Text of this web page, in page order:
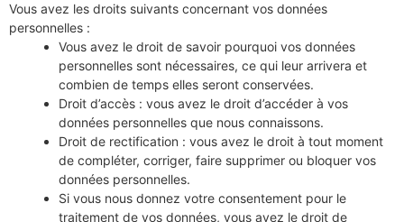
Vous avez les droits suivants concernant vos données
personnelles :
Vous avez le droit de savoir pourquoi vos données
personnelles sont nécessaires, ce qui leur arrivera et
combien de temps elles seront conservées.
Droit d’accès : vous avez le droit d’accéder à vos
données personnelles que nous connaissons.
Droit de rectification : vous avez le droit à tout moment
de compléter, corriger, faire supprimer ou bloquer vos
données personnelles.
Si vous nous donnez votre consentement pour le
traitement de vos données, vous avez le droit de